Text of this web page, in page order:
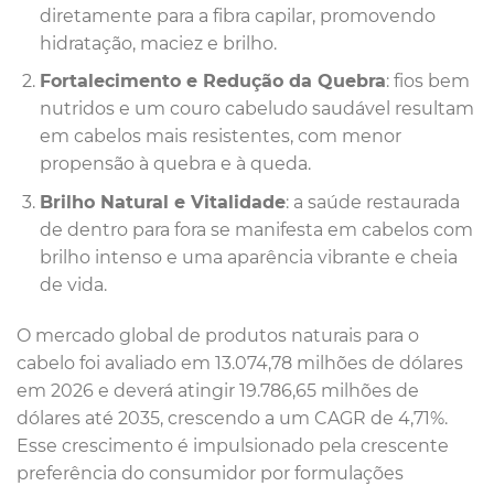
diretamente para a fibra capilar, promovendo
hidratação, maciez e brilho.
Fortalecimento e Redução da Quebra: fios bem
nutridos e um couro cabeludo saudável resultam
em cabelos mais resistentes, com menor
propensão à quebra e à queda.
Brilho Natural e Vitalidade: a saúde restaurada
de dentro para fora se manifesta em cabelos com
brilho intenso e uma aparência vibrante e cheia
de vida.
O mercado global de produtos naturais para o
cabelo foi avaliado em 13.074,78 milhões de dólares
em 2026 e deverá atingir 19.786,65 milhões de
dólares até 2035, crescendo a um CAGR de 4,71%.
Esse crescimento é impulsionado pela crescente
preferência do consumidor por formulações